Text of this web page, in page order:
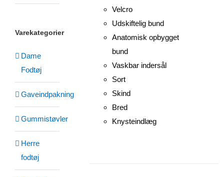
Velcro
Udskiftelig bund
Anatomisk opbygget
bund
Vaskbar indersål
Sort
Skind
Bred
Knysteindlæg
pris
pris
Varekategorier
Dame
Fodtøj
Gaveindpakning
Gummistøvler
Herre
fodtøj